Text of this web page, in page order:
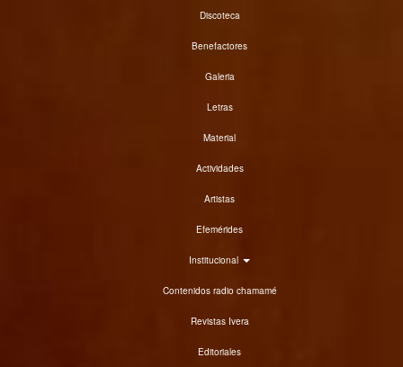
Discoteca
Benefactores
Galeria
Letras
Material
Actividades
Artistas
Efemérides
Institucional
Contenidos radio chamamé
Revistas Ivera
Editoriales